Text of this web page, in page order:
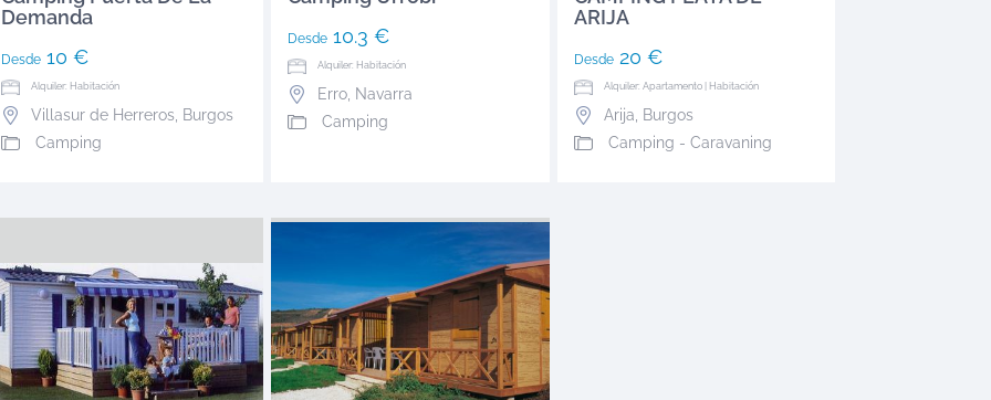
Demanda
Desde 10 €
Alquiler: Habitación
Villasur de Herreros Burgos
Camping
Desde10.3 €
Alquiler: Habitación
Erro, Navarra
Camping
ARIJA
Desde20 €
Alquiler: Apartamento | Habitación
Arija Burgos
Camping - Caravaning